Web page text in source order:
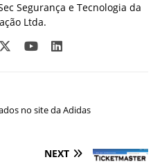
Segurança e Tecnologia da
Ltda.
no site da Adidas
NEXT